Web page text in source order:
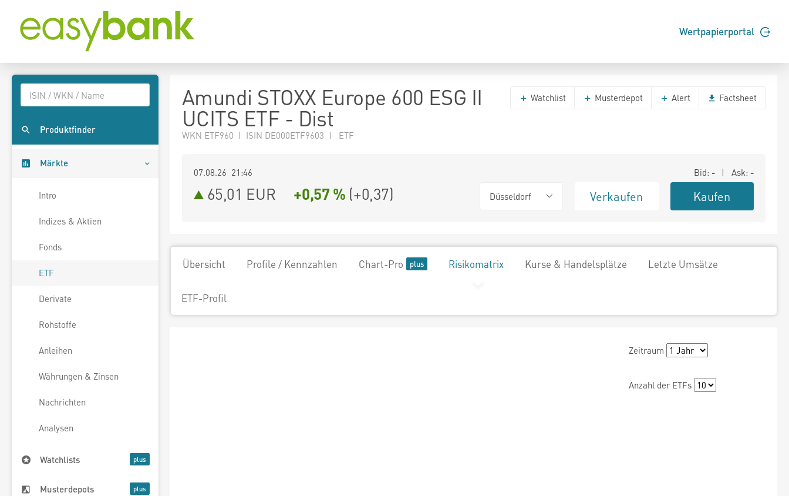
Wertpapierportal
Produktfinder
Märkte
Intro
Indizes & Aktien
Fonds
ETF
Derivate
Rohstoffe
Anleihen
Währungen & Zinsen
Nachrichten
Analysen
Watchlists
Musterdepots
Amundi STOXX Europe 600 ESG II
UCITS ETF - Dist
WKN ETF960 | ISIN DE000ETF9603 | ETF
Watchlist Musterdepot Alert Factsheet
07.08.26 21:46 Bid: - | Ask: -
65,01 EUR +0,57 % (+0,37) Düsseldorf Verkaufen Kaufen
Übersicht Profile / Kennzahlen Chart-Pro Risikomatrix Kurse & Handelsplätze Letzte Umsätze
ETF-Profil
Zeitraum
Anzahl der ETFs